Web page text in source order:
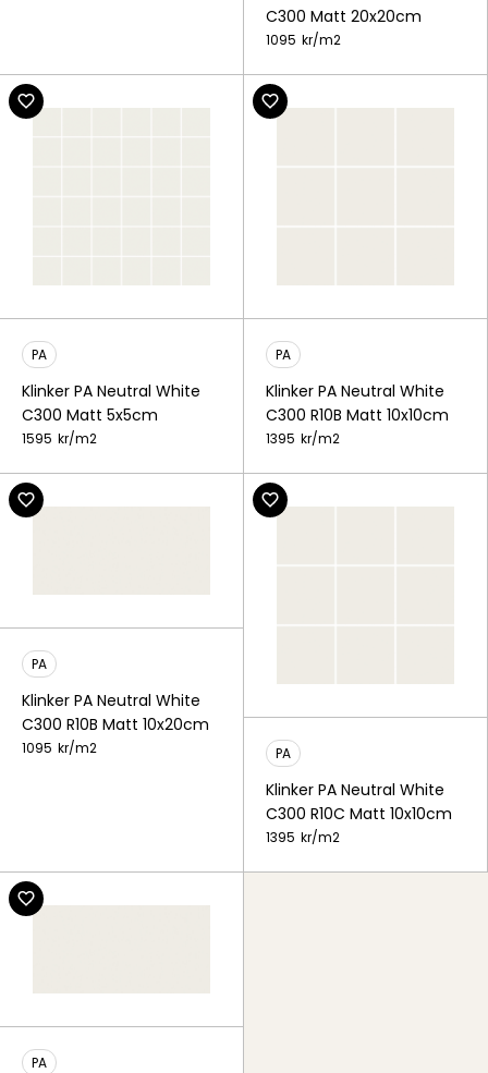
C300 Matt 20x20cm
1095 kr/m2
PA
Klinker PA Neutral White
C300 Matt 5x5cm
1595 kr/m2
PA
Klinker PA Neutral White
C300 R10B Matt 10x10cm
1395 kr/m2
PA
Klinker PA Neutral White
C300 R10B Matt 10x20cm
1095 kr/m2 PA
Klinker PA Neutral White
C300 R10C Matt 10x10cm
1395 kr/m2
PA